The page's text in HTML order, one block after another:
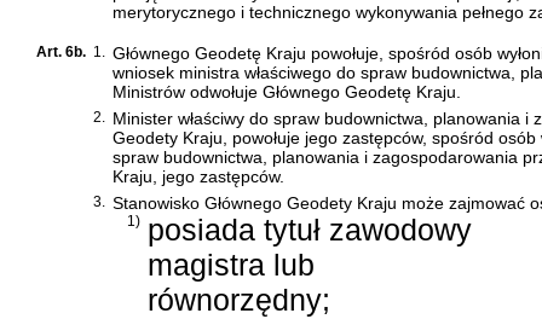
merytorycznego i technicznego wykonywania pełnego
Art. 6b. 1. Głównego Geodetę Kraju powołuje, spośród osób
wniosek ministra właściwego do spraw budownictwa,
Ministrów odwołuje Głównego Geodetę Kraju.
2. Minister właściwy do spraw budownictwa, planowania
Geodety Kraju, powołuje jego zastępców, spośród
spraw budownictwa, planowania i zagospodarowania
Kraju, jego zastępców.
3. Stanowisko Głównego Geodety Kraju może zajmować
1) posiada tytuł zawodowy
magistra lub
równorzędny;